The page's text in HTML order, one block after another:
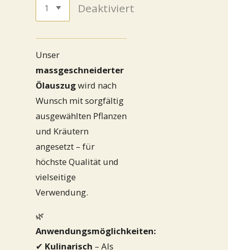
Deaktiviert
Unser
massgeschneiderter
Ölauszugwird nach
Wunsch mit sorgfältig
ausgewählten Pflanzen
und Kräutern
angesetzt – für
höchste Qualität und
vielseitige
Verwendung.
🌿
Anwendungsmöglichkeiten:
✔ Kulinarisch – Als